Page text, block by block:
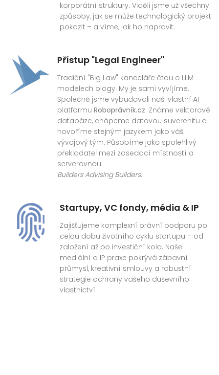
korporátní struktury. Viděli jsme už všechny
způsoby, jak se může technologický projekt
pokazit – a víme, jak ho napravit.
Přístup "Legal Engineer"
Tradiční "Big Law" kanceláře čtou o LLM
modelech blogy. My je sami vyvíjíme.
Společně jsme vybudovali naši vlastní AI
platformu Roboprávník.cz. Známe vektorové
databáze, chápeme datovou suverenitu a
hovoříme stejným jazykem jako váš
vývojový tým. Působíme jako spolehlivý
překladatel mezi zasedací místností a
serverovnou.
Builders Advising Builders.
Startupy, VC fondy, média & IP
Zajišťujeme komplexní právní podporu po
celou dobu životního cyklu startupu – od
založení až po investiční kola. Naše
mediální a IP praxe pokrývá zábavní
průmysl, kreativní smlouvy a robustní
strategie ochrany vašeho duševního
vlastnictví.